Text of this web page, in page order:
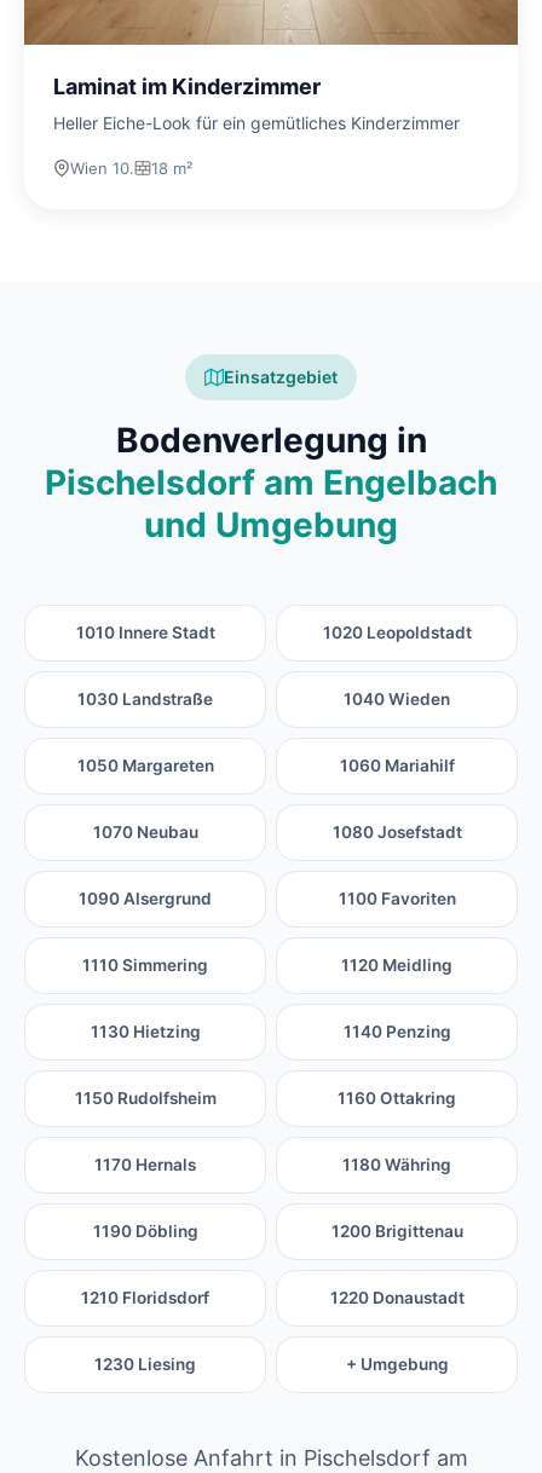
Laminat im Kinderzimmer
Heller Eiche-Look für ein gemütliches Kinderzimmer
Wien 10. 18 m²
Einsatzgebiet
Bodenverlegung in
Pischelsdorf am Engelbach
und Umgebung
1010 Innere Stadt 1020 Leopoldstadt
1030 Landstraße 1040 Wieden
1050 Margareten 1060 Mariahilf
1070 Neubau 1080 Josefstadt
1090 Alsergrund 1100 Favoriten
1110 Simmering 1120 Meidling
1130 Hietzing 1140 Penzing
1150 Rudolfsheim 1160 Ottakring
1170 Hernals 1180 Währing
1190 Döbling 1200 Brigittenau
1210 Floridsdorf 1220 Donaustadt
1230 Liesing + Umgebung
Kostenlose Anfahrt in Pischelsdorf am